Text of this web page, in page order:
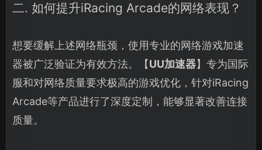
二. 如何提升iRacing Arcade的网络表现？
想要缓解上述网络瓶颈，使用专业的网络游戏加速
器被广泛验证为有效方法。【UU加速器】专为国际
服和对网络质量要求极高的游戏优化，针对iRacing
Arcade等产品进行了深度定制，能够显著改善连接
质量。